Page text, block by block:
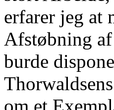
erfarer jeg at
Afstøbning af
burde